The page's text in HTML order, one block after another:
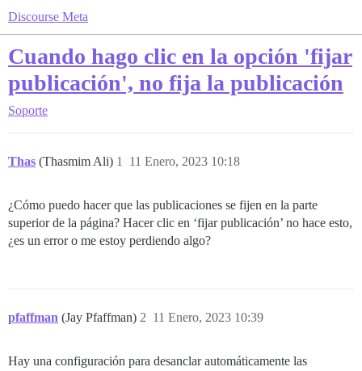
Discourse Meta
Cuando hago clic en la opción 'fijar
publicación', no fija la publicación
Soporte
Thas (Thasmim Ali) 11 Enero, 2023 10:18
1
¿Cómo puedo hacer que las publicaciones se fijen en la parte
superior de la página? Hacer clic en ‘fijar publicación’ no hace esto,
¿es un error o me estoy perdiendo algo?
pfaffman (Jay Pfaffman) 11 Enero, 2023 10:39
2
Hay una configuración para desanclar automáticamente las